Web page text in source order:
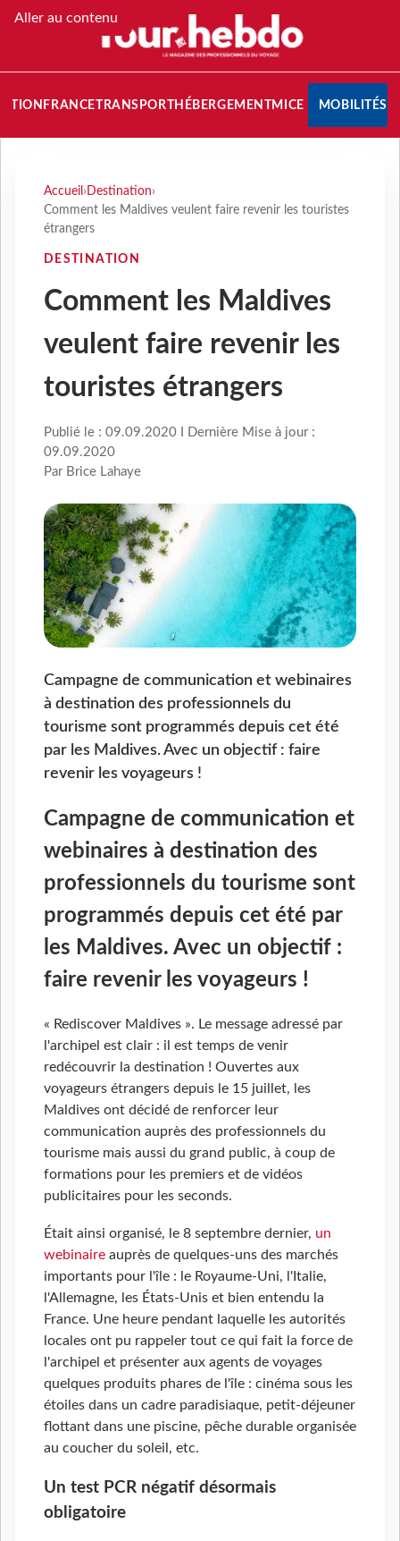
Aller au contenu
FRANCETRANSPORT HÉBERGEMENTMICE MOBILITÉS
Accueil › Destination›
Comment les Maldives veulent faire revenir les touristes
étrangers
DESTINATION
Comment les Maldives
veulent faire revenir les
touristes étrangers
Publié le : 09.09.2020 I Dernière Mise à jour :
09.09.2020
Par Brice Lahaye
Campagne de communication et webinaires
à destination des professionnels du
tourisme sont programmés depuis cet été
par les Maldives. Avec un objectif : faire
revenir les voyageurs !
Campagne de communication et
webinaires à destination des
professionnels du tourisme sont
programmés depuis cet été par
les Maldives. Avec un objectif :
faire revenir les voyageurs !
« Rediscover Maldives ». Le message adressé par
l'archipel est clair : il est temps de venir
redécouvrir la destination ! Ouvertes aux
voyageurs étrangers depuis le 15 juillet, les
Maldives ont décidé de renforcer leur
communication auprès des professionnels du
tourisme mais aussi du grand public, à coup de
formations pour les premiers et de vidéos
publicitaires pour les seconds.
Était ainsi organisé, le 8 septembre dernier, un
webinaire auprès de quelques-uns des marchés
importants pour l'île : le Royaume-Uni, l'Italie,
l'Allemagne, les États-Unis et bien entendu la
France. Une heure pendant laquelle les autorités
locales ont pu rappeler tout ce qui fait la force de
l'archipel et présenter aux agents de voyages
quelques produits phares de l'île : cinéma sous les
étoiles dans un cadre paradisiaque, petit-déjeuner
flottant dans une piscine, pêche durable organisée
au coucher du soleil, etc.
Un test PCR négatif désormais
obligatoire